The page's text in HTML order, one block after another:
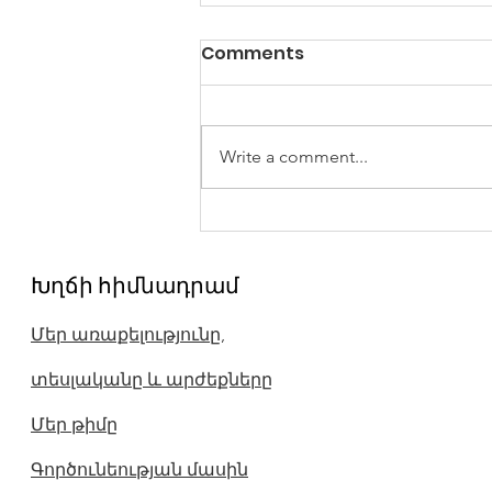
Պետք չէ կրել ձեր
հանցագործությունները
Comments
Write a comment...
Խղճի հիմնադրամ
Մեր առաքելությունը,
տեսլականը և արժեքները
Մեր թիմը
Գործունեության մասին